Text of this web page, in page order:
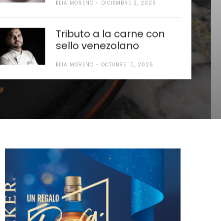
de
ELIA MORENO DICIEMBRE 2, 2025
Tributo a la carne con
sello venezolano
ELIA MORENO OCTUBRE 10, 2025